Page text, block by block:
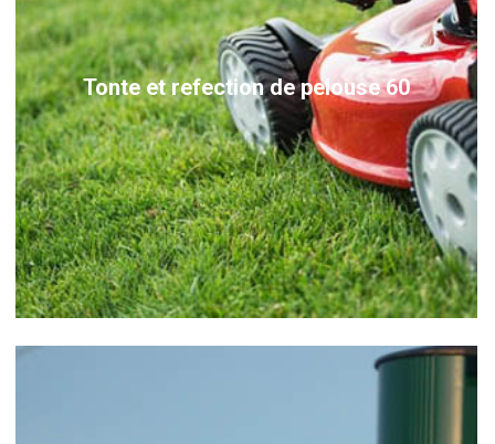
Tonte et refection de pelouse 60